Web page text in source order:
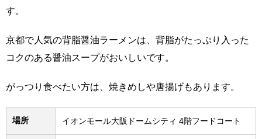
す。
京都で人気の背脂醤油ラーメンは、背脂がたっぷり入った
コクのある醤油スープがおいしいです。
がっつり食べたい方は、焼きめしや唐揚げもあります。
場所 イオンモール大阪ドームシティ 4階フードコート